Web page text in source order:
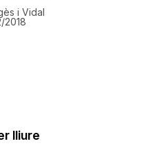
i Vidal
2018
lliure